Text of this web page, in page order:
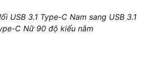
USB 3.1 Type-C Nam sang USB 3.1
C Nữ 90 độ kiểu nằm